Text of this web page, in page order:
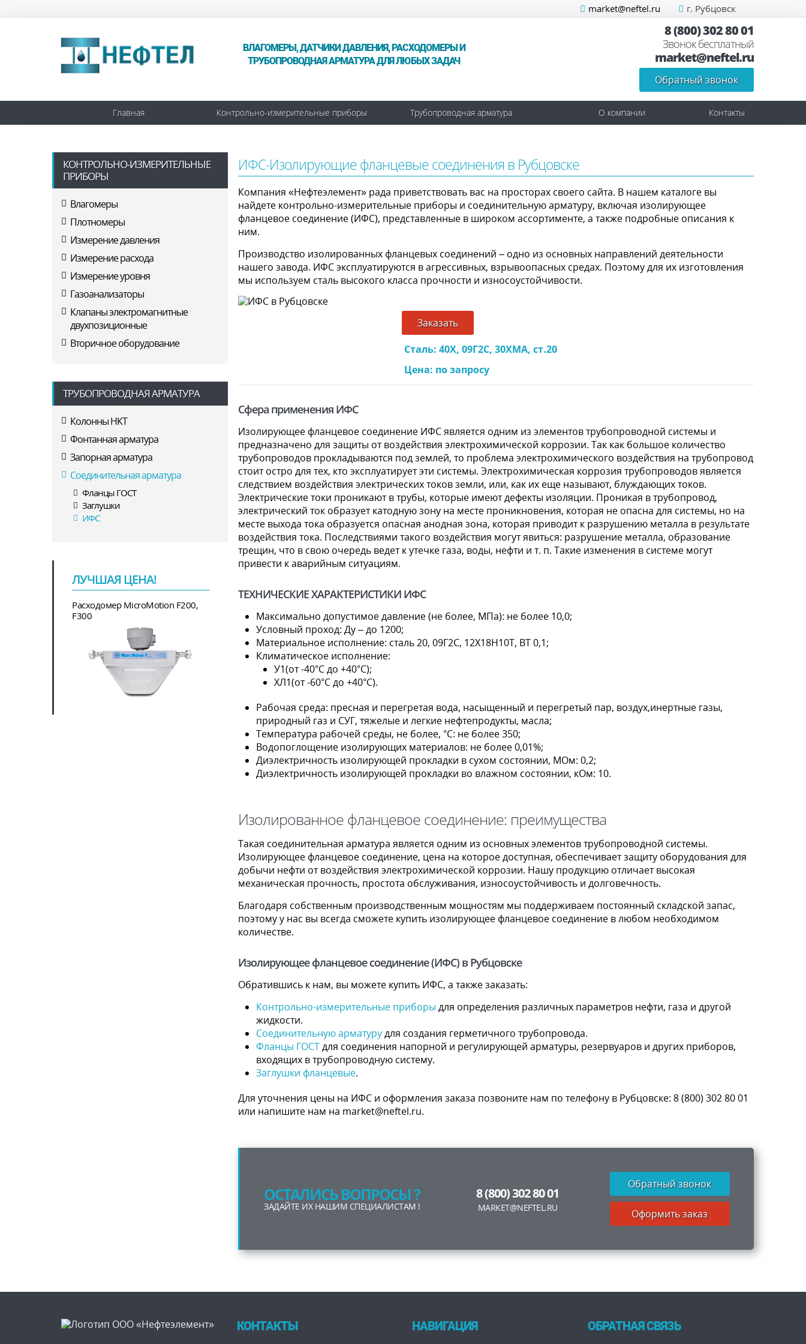
market@neftel.ru г. Рубцовск
ВЛАГОМЕРЫ, ДАТЧИКИ ДАВЛЕНИЯ, РАСХОДОМЕРЫ И
ТРУБОПРОВОДНАЯ АРМАТУРА ДЛЯ ЛЮБЫХ ЗАДАЧ
8 (800) 302 80 01
Звонок бесплатный
market@neftel.ru
Обратный звонок
Главная Контрольно-измерительные приборы Трубопроводная арматура О компании Контакты
КОНТРОЛЬНО-ИЗМЕРИТЕЛЬНЫЕ
ПРИБОРЫ
Влагомеры
Плотномеры
Измерение давления
Измерение расхода
Измерение уровня
Газоанализаторы
Клапаны электромагнитные
двухпозиционные
Вторичное оборудование
ТРУБОПРОВОДНАЯ АРМАТУРА
Колонны НКТ
Фонтанная арматура
Запорная арматура
Соединительная арматура
Фланцы ГОСТ
Заглушки
ИФС
ЛУЧШАЯ ЦЕНА!
Расходомер MicroMotion F200,
F300
ИФС-Изолирующие фланцевые соединения в Рубцовске
Компания «Нефтеэлемент» рада приветствовать вас на просторах своего сайта. В нашем каталоге вы
найдете контрольно-измерительные приборы и соединительную арматуру, включая изолирующее
фланцевое соединение (ИФС), представленные в широком ассортименте, а также подробные описания к
ним.
Производство изолированных фланцевых соединений – одно из основных направлений деятельности
нашего завода. ИФС эксплуатируются в агрессивных, взрывоопасных средах. Поэтому для их изготовления
мы используем сталь высокого класса прочности и износоустойчивости.
Заказать
Сталь: 40Х, 09Г2С, 30ХМА, ст.20
Цена: по запросу
Сфера применения ИФС
Изолирующее фланцевое соединение ИФС является одним из элементов трубопроводной системы и
предназначено для защиты от воздействия электрохимической коррозии. Так как большое количество
трубопроводов прокладываются под землей, то проблема электрохимического воздействия на трубопровод
стоит остро для тех, кто эксплуатирует эти системы. Электрохимическая коррозия трубопроводов является
следствием воздействия электрических токов земли, или, как их еще называют, блуждающих токов.
Электрические токи проникают в трубы, которые имеют дефекты изоляции. Проникая в трубопровод,
электрический ток образует катодную зону на месте проникновения, которая не опасна для системы, но на
месте выхода тока образуется опасная анодная зона, которая приводит к разрушению металла в результате
воздействия тока. Последствиями такого воздействия могут явиться: разрушение металла, образование
трещин, что в свою очередь ведет к утечке газа, воды, нефти и т. п. Такие изменения в системе могут
привести к аварийным ситуациям.
ТЕХНИЧЕСКИЕ ХАРАКТЕРИСТИКИ ИФС
Максимально допустимое давление (не более, МПа): не более 10,0;
Условный проход: Ду – до 1200;
Материальное исполнение: сталь 20, 09Г2С, 12Х18Н10Т, ВТ 0,1;
Климатическое исполнение:
У1(от -40°С до +40°С);
ХЛ1(от -60°С до +40°С).
Рабочая среда: пресная и перегретая вода, насыщенный и перегретый пар, воздух,инертные газы,
природный газ и СУГ, тяжелые и легкие нефтепродукты, масла;
Температура рабочей среды, не более, °С: не более 350;
Водопоглощение изолирующих материалов: не более 0,01%;
Диэлектричность изолирующей прокладки в сухом состоянии, МОм: 0,2;
Диэлектричность изолирующей прокладки во влажном состоянии, кОм: 10.
Изолированное фланцевое соединение: преимущества
Такая соединительная арматура является одним из основных элементов трубопроводной системы.
Изолирующее фланцевое соединение, цена на которое доступная, обеспечивает защиту оборудования для
добычи нефти от воздействия электрохимической коррозии. Нашу продукцию отличает высокая
механическая прочность, простота обслуживания, износоустойчивость и долговечность.
Благодаря собственным производственным мощностям мы поддерживаем постоянный складской запас,
поэтому у нас вы всегда сможете купить изолирующее фланцевое соединение в любом необходимом
количестве.
Изолирующее фланцевое соединение (ИФС) в Рубцовске
Обратившись к нам, вы можете купить ИФС, а также заказать:
Контрольно-измерительные приборы для определения различных параметров нефти, газа и другой
жидкости.
Соединительную арматурудля создания герметичного трубопровода.
Фланцы ГОСТдля соединения напорной и регулирующей арматуры, резервуаров и других приборов,
входящих в трубопроводную систему.
Заглушки фланцевые.
Для уточнения цены на ИФС и оформления заказа позвоните нам по телефону в Рубцовске: 8 (800) 302 80 01
или напишите нам на market@neftel.ru.
ОСТАЛИСЬ ВОПРОСЫ ?
ЗАДАЙТЕ ИХ НАШИМ СПЕЦИАЛИСТАМ !
8 (800) 302 80 01
MARKET@NEFTEL.RU
Обратный звонок
Оформить заказ
КОНТАКТЫ НАВИГАЦИЯ ОБРАТНАЯ СВЯЗЬ